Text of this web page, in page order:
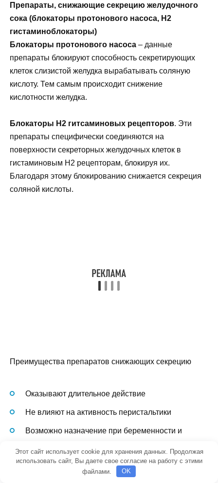
Препараты, снижающие секрецию желудочного
сока (блокаторы протонового насоса, H2
гистаминоблокаторы)
Блокаторы протонового насоса – данные
препараты блокируют способность секретирующих
клеток слизистой желудка вырабатывать соляную
кислоту. Тем самым происходит снижение
кислотности желудка.
Блокаторы Н2 гитсаминовых рецепторов. Эти
препараты специфически соединяются на
поверхности секреторных желудочных клеток в
гистаминовым H2 рецепторам, блокируя их.
Благодаря этому блокированию снижается секреция
соляной кислоты.
Преимущества препаратов снижающих секрецию
Оказывают длительное действие
Не влияют на активность перистальтики
Возможно назначение при беременности и
Недостатки препаратов снижающих секрецию
Этот сайт использует cookie для хранения данных. Продолжая
использовать сайт, Вы даете свое согласие на работу с этими
файлами.
OK